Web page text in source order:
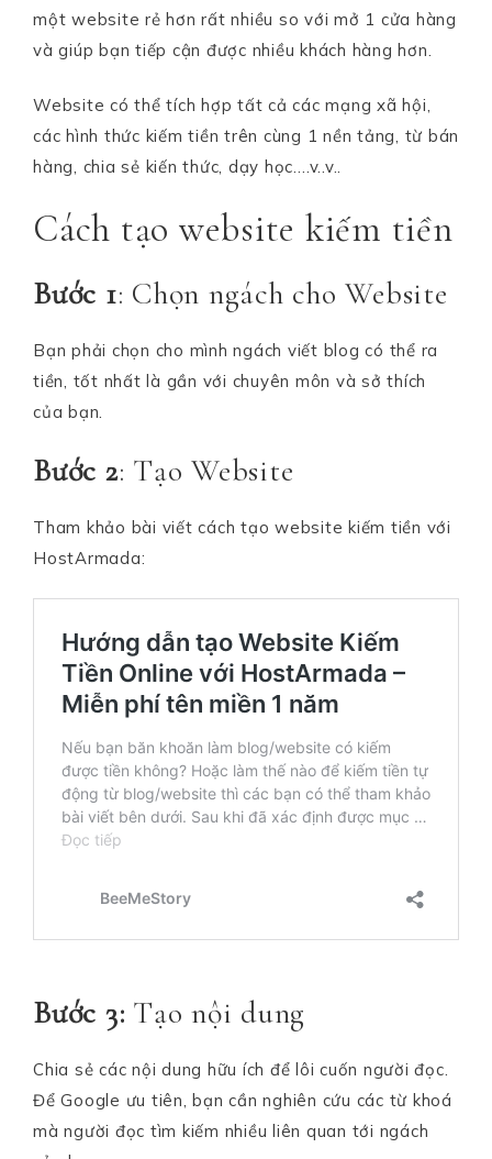
một website rẻ hơn rất nhiều so với mở 1 cửa hàng
và giúp bạn tiếp cận được nhiều khách hàng hơn.
Website có thể tích hợp tất cả các mạng xã hội,
các hình thức kiếm tiền trên cùng 1 nền tảng, từ bán
hàng, chia sẻ kiến thức, dạy học….v..v..
Cách tạo website kiếm tiền
Bước 1: Chọn ngách cho Website
Bạn phải chọn cho mình ngách viết blog có thể ra
tiền, tốt nhất là gần với chuyên môn và sở thích
của bạn.
Bước 2: Tạo Website
Tham khảo bài viết cách tạo website kiếm tiền với
HostArmada:
Bước 3: Tạo nội dung
Chia sẻ các nội dung hữu ích để lôi cuốn người đọc.
Để Google ưu tiên, bạn cần nghiên cứu các từ khoá
mà người đọc tìm kiếm nhiều liên quan tới ngách